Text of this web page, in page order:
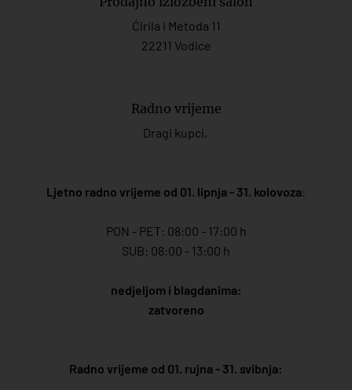
Ćirila i Metoda 11
22211 Vodice
Radno vrijeme
Dragi kupci,
Ljetno radno vrijeme od 01. lipnja - 31. kolovoza:
PON - PET: 08:00 - 17:00 h
SUB: 08:00 - 13:00 h
nedjeljom i blagdanima:
zatvoreno
Radno vrijeme od 01. rujna - 31. svibnja: